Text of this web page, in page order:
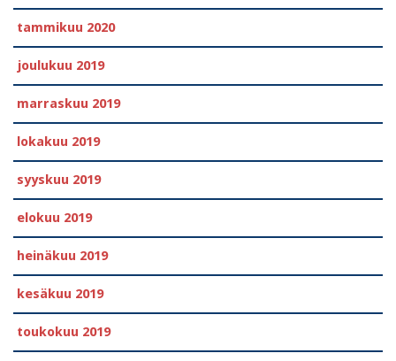
tammikuu 2020
joulukuu 2019
marraskuu 2019
lokakuu 2019
syyskuu 2019
elokuu 2019
heinäkuu 2019
kesäkuu 2019
toukokuu 2019